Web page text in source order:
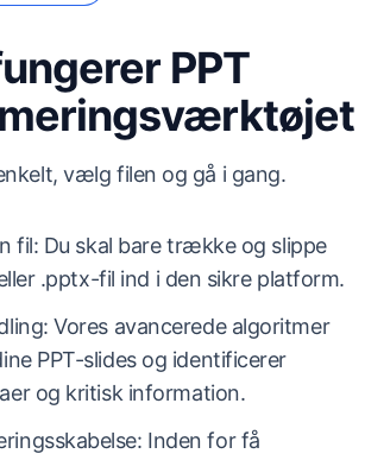
PPT
vælg filen og gå i gang.
fil: Du skal bare trække og slippe
.pptx-fil ind i den sikre platform.
Vores avancerede algoritmer
PPT-slides og identificerer
og kritisk information.
Inden for få